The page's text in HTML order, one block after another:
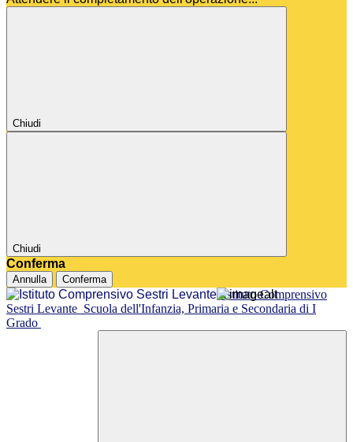
Chiudi
Chiudi
Conferma
Annulla Conferma
Istituto Comprensivo
Sestri Levante Scuola dell'Infanzia, Primaria e Secondaria di I
Grado